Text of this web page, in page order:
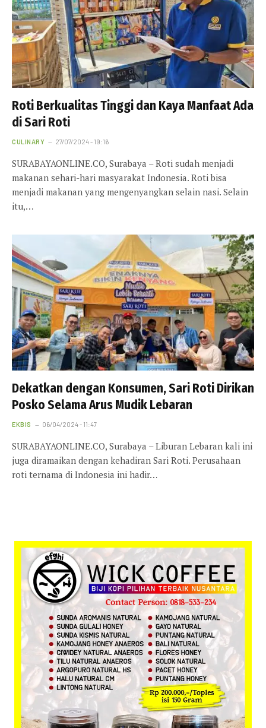
Roti Berkualitas Tinggi dan Kaya Manfaat Ada
di Sari Roti
CULINARY 27/07/2024 - 19:16
SURABAYAONLINE.CO, Surabaya – Roti sudah menjadi
makanan sehari-hari masyarakat Indonesia. Roti bisa
menjadi makanan yang mengenyangkan selain nasi. Selain
itu,…
Dekatkan dengan Konsumen, Sari Roti Dirikan
Posko Selama Arus Mudik Lebaran
EKBIS 06/04/2024 - 11:47
SURABAYAONLINE.CO, Surabaya – Liburan Lebaran kali ini
juga diramaikan dengan kehadiran Sari Roti. Perusahaan
roti ternama di Indonesia ini hadir…